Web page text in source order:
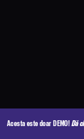
Acesta este doar DEMO!Dă